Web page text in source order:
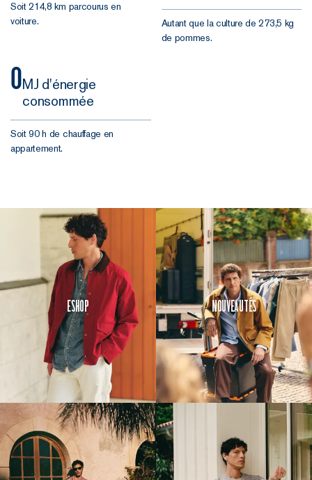
Soit 214,8 km parcourus en
voiture.
Autant que la culture de 273,5 kg
de pommes.
0MJ d'énergie
consommée
Soit 90 h de chauffage en
appartement.
Eshop Nouveautés